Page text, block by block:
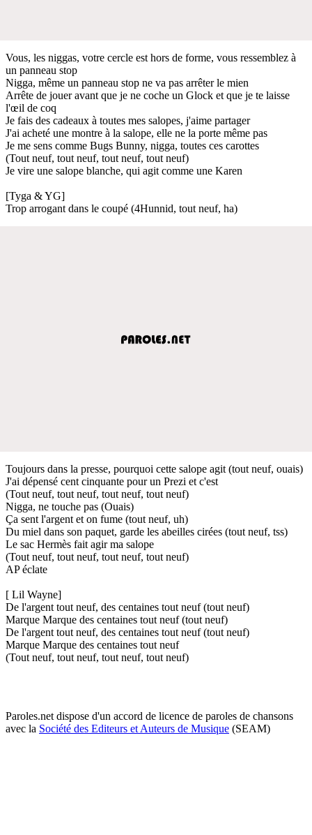
Vous, les niggas, votre cercle est hors de forme, vous ressemblez à
un panneau stop
Nigga, même un panneau stop ne va pas arrêter le mien
Arrête de jouer avant que je ne coche un Glock et que je te laisse
l'œil de coq
Je fais des cadeaux à toutes mes salopes, j'aime partager
J'ai acheté une montre à la salope, elle ne la porte même pas
Je me sens comme Bugs Bunny, nigga, toutes ces carottes
(Tout neuf, tout neuf, tout neuf, tout neuf)
Je vire une salope blanche, qui agit comme une Karen
[Tyga & YG]
Trop arrogant dans le coupé (4Hunnid, tout neuf, ha)
Toujours dans la presse, pourquoi cette salope agit (tout neuf, ouais)
J'ai dépensé cent cinquante pour un Prezi et c'est
(Tout neuf, tout neuf, tout neuf, tout neuf)
Nigga, ne touche pas (Ouais)
Ça sent l'argent et on fume (tout neuf, uh)
Du miel dans son paquet, garde les abeilles cirées (tout neuf, tss)
Le sac Hermès fait agir ma salope
(Tout neuf, tout neuf, tout neuf, tout neuf)
AP éclate
[ Lil Wayne]
De l'argent tout neuf, des centaines tout neuf (tout neuf)
Marque Marque des centaines tout neuf (tout neuf)
De l'argent tout neuf, des centaines tout neuf (tout neuf)
Marque Marque des centaines tout neuf
(Tout neuf, tout neuf, tout neuf, tout neuf)
Paroles.net dispose d'un accord de licence de paroles de chansons
avec la Société des Editeurs et Auteurs de Musique (SEAM)